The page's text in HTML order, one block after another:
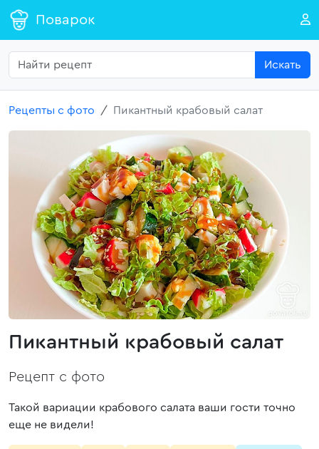
Поварок
Искать
Рецепты с фото Пикантный крабовый салат
Пикантный крабовый салат
Рецепт с фото
Такой вариации крабового салата ваши гости точно
еще не видели!